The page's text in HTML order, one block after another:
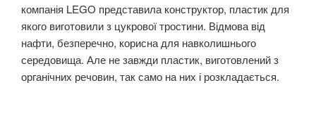
компанія LEGO представила конструктор, пластик для
якого виготовили з цукрової тростини. Відмова від
нафти, безперечно, корисна для навколишнього
середовища. Але не завжди пластик, виготовлений з
органічних речовин, так само на них і розкладається.